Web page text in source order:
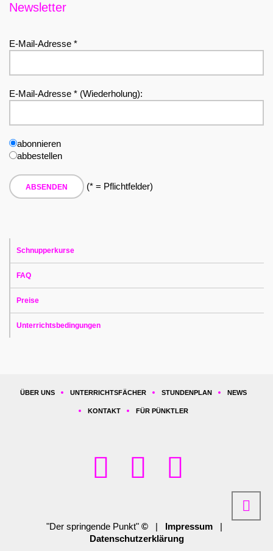
Newsletter
E-Mail-Adresse *
E-Mail-Adresse * (Wiederholung):
abonnieren
abbestellen
(* = Pflichtfelder)
Schnupperkurse
FAQ
Preise
Unterrichtsbedingungen
ÜBER UNS UNTERRICHTSFÄCHER STUNDENPLAN NEWS
KONTAKT FÜR PÜNKTLER
"Der springende Punkt" © | Impressum|
Datenschutzerklärung